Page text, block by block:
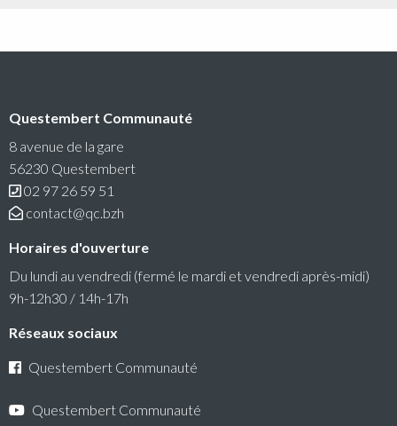
Questembert Communauté
8 avenue de la gare
56230 Questembert
02 97 26 59 51
contact@qc.bzh
Horaires d'ouverture
Du lundi au vendredi (fermé le mardi et vendredi après-midi)
9h-12h30 / 14h-17h
Réseaux sociaux
Questembert Communauté
Questembert Communauté